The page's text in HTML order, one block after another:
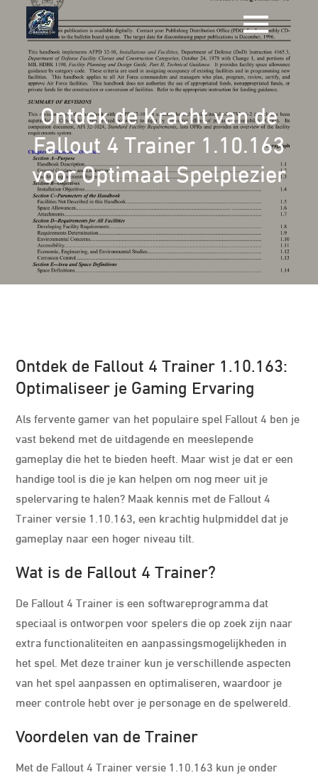
inhoud
Ontdek de Kracht van de
Fallout 4 Trainer 1.10.163
voor Optimaal Spelplezier
Ontdek de Fallout 4 Trainer 1.10.163:
Optimaliseer je Gaming Ervaring
Als fervente gamer van het populaire spel Fallout 4 ben je
vast bekend met de uitdagende en meeslepende
gameplay die het te bieden heeft. Maar wist je dat er een
handige tool is die je kan helpen om nog meer uit je
spelervaring te halen? Maak kennis met de Fallout 4
Trainer versie 1.10.163, een krachtig hulpmiddel dat je
gameplay naar een hoger niveau tilt.
Wat is de Fallout 4 Trainer?
De Fallout 4 Trainer is een softwareprogramma dat
speciaal is ontworpen voor spelers die op zoek zijn naar
extra functionaliteiten en aanpassingsmogelijkheden in
het spel. Met deze trainer kun je verschillende aspecten
van het spel aanpassen en optimaliseren, waardoor je
meer controle hebt over je personage en de spelwereld.
Voordelen van de Trainer
Met de Fallout 4 Trainer versie 1.10.163 kun je onder